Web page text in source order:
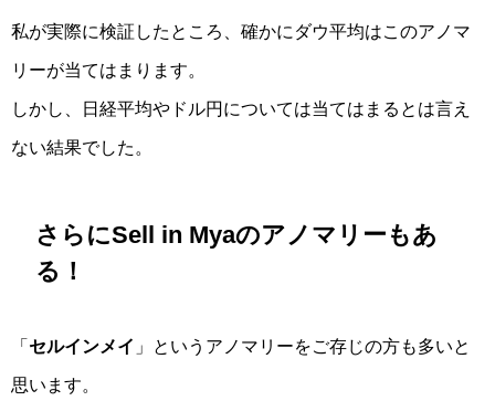
私が実際に検証したところ、確かにダウ平均はこのアノマ
リーが当てはまります。
しかし、日経平均やドル円については当てはまるとは言え
ない結果でした。
さらにSell in Myaのアノマリーもあ
る！
「セルインメイ 」というアノマリーをご存じの方も多いと
思います。